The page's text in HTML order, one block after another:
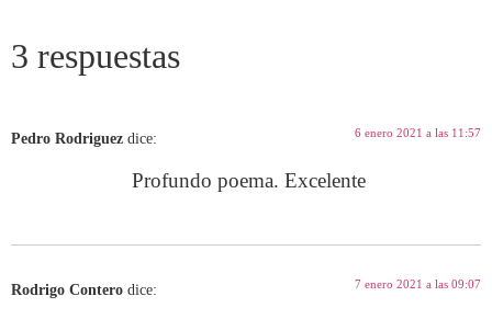
3 respuestas
Pedro Rodriguez dice: 6 enero 2021 a las 11:57
Profundo poema. Excelente
Rodrigo Contero dice: 7 enero 2021 a las 09:07